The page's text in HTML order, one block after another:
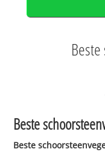
Beste
Beste